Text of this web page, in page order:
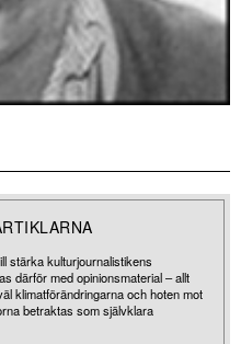
stärka kulturjournalistikens
därför med opinionsmaterial – allt
klimatförändringarna och hoten mot
betraktas som självklara